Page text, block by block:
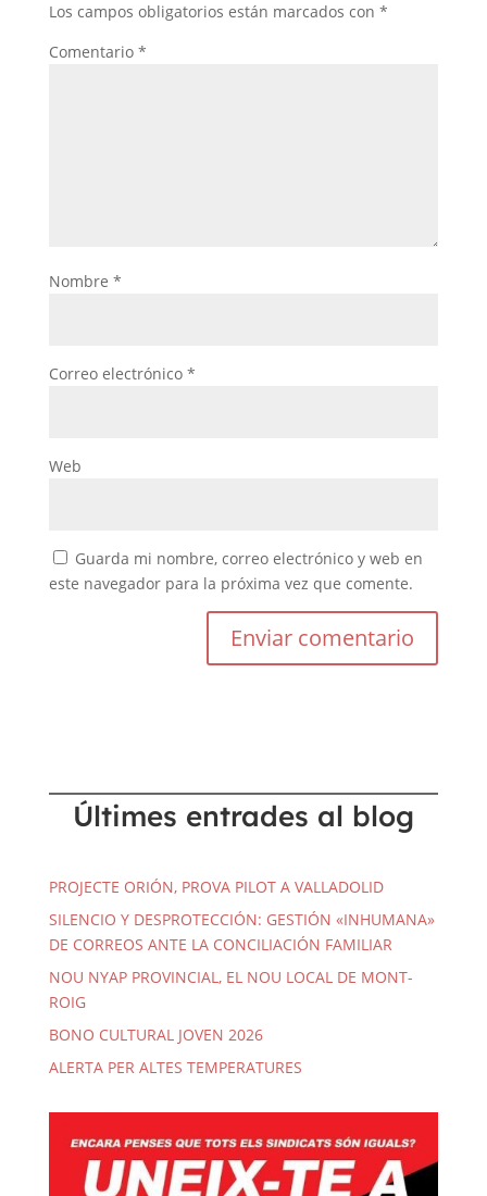
Los campos obligatorios están marcados con *
Comentario *
Nombre *
Correo electrónico *
Web
Guarda mi nombre, correo electrónico y web en
este navegador para la próxima vez que comente.
Últimes entrades al blog
PROJECTE ORIÓN, PROVA PILOT A VALLADOLID
SILENCIO Y DESPROTECCIÓN: GESTIÓN «INHUMANA»
DE CORREOS ANTE LA CONCILIACIÓN FAMILIAR
NOU NYAP PROVINCIAL, EL NOU LOCAL DE MONT-
ROIG
BONO CULTURAL JOVEN 2026
ALERTA PER ALTES TEMPERATURES